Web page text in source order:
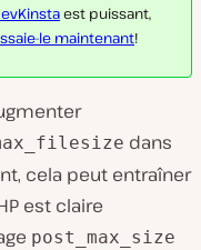
est puissant,
le maintenant!
dans
cela peut entraîner
est claire
post_max_size